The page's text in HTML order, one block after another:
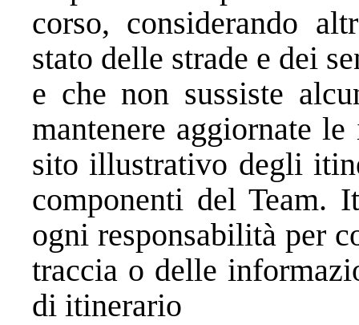
corso, considerando
stato delle strade e dei
e che non sussiste
mantenere aggiornate
sito illustrativo degli
componenti del Team.
ogni responsabilità per
traccia o delle
di itinerario